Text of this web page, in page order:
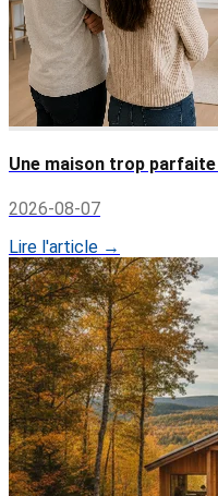
Une maison trop
2026-08-07
Lire l'article →